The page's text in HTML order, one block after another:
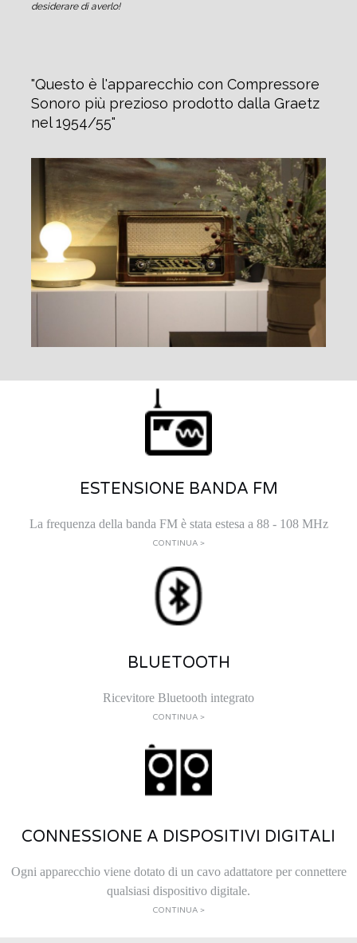
desiderare di averlo!
Questo è l'apparecchio con Compressore
Sonoro più prezioso prodotto dalla Graetz
nel 1954/55
ESTENSIONE BANDA FM
La frequenza della banda FM è stata estesa a 88 - 108 MHz
CONTINUA >
BLUETOOTH
Ricevitore Bluetooth integrato
CONTINUA >
CONNESSIONE A DISPOSITIVI DIGITALI
Ogni apparecchio viene dotato di un cavo adattatore per connettere
qualsiasi dispositivo digitale.
CONTINUA >